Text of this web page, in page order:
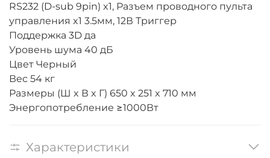
RS232 (D-sub 9pin) x1, Разъем проводного пульта
управления x1 3.5мм, 12В Триггер
Поддержка 3D да
Уровень шума 40 дБ
Цвет Черный
Вес 54 кг
Размеры (Ш x В x Г) 650 x 251 x 710 мм
Энергопотребление ≥1000Вт
Характеристики